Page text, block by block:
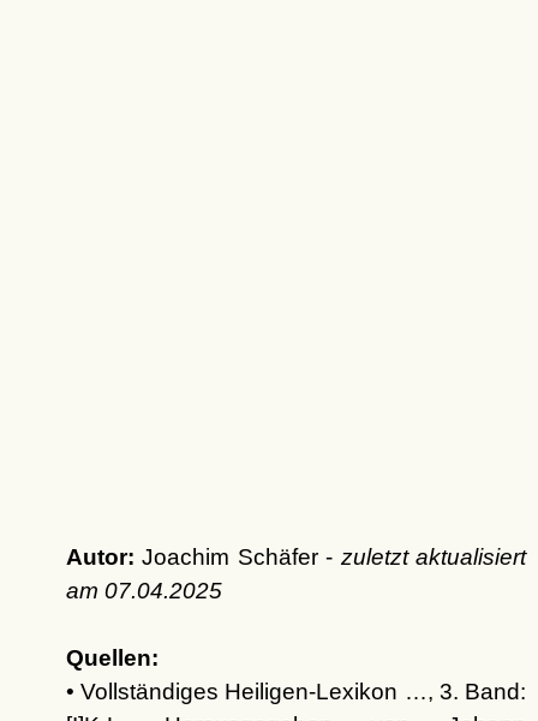
Autor: Joachim Schäfer - zuletzt aktualisiert
am 07.04.2025
Quellen:
• Vollständiges Heiligen-Lexikon …, 3. Band: